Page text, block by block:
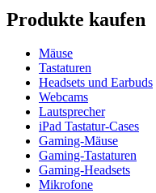
Produkte kaufen
Mäuse
Tastaturen
Headsets und Earbuds
Webcams
Lautsprecher
iPad Tastatur-Cases
Gaming-Mäuse
Gaming-Tastaturen
Gaming-Headsets
Mikrofone